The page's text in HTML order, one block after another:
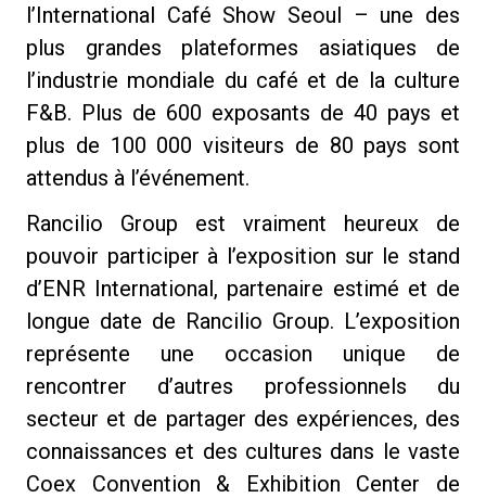
l’International Café Show Seoul – une des
plus grandes plateformes asiatiques de
l’industrie mondiale du café et de la culture
F&B. Plus de 600 exposants de 40 pays et
plus de 100 000 visiteurs de 80 pays sont
attendus à l’événement.
Rancilio Group est vraiment heureux de
pouvoir participer à l’exposition sur le stand
d’ENR International, partenaire estimé et de
longue date de Rancilio Group. L’exposition
représente une occasion unique de
rencontrer d’autres professionnels du
secteur et de partager des expériences, des
connaissances et des cultures dans le vaste
Coex Convention & Exhibition Center de
Durabilité
Connect
Nous contacter
Politique de confidentialité